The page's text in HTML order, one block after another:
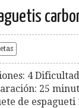
4
25
de espagueti